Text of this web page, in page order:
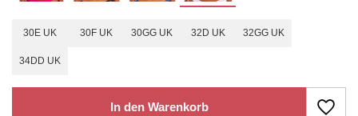
30E UK 30F UK 30GG UK 32D UK 32GG UK
34DD UK
In den Warenkorb